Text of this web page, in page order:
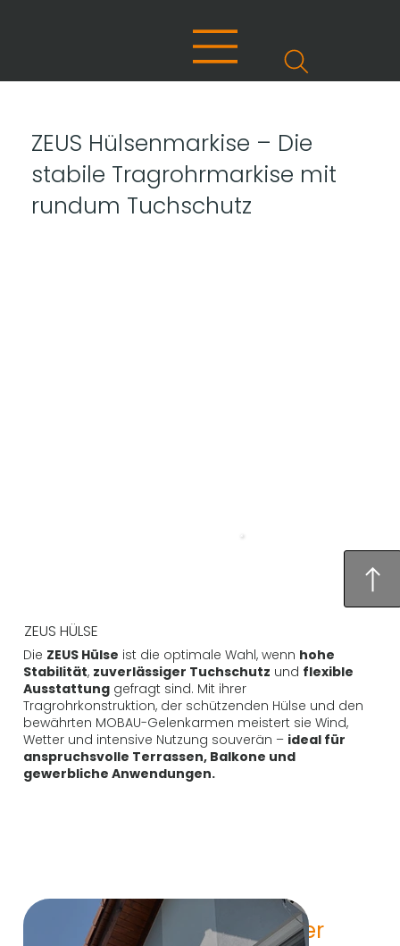
ZEUS Hülsenmarkise – Die
stabile Tragrohrmarkise mit
rundum Tuchschutz
ZEUS HÜLSE
Die ZEUS Hülse ist die optimale Wahl, wenn hohe
Stabilität, zuverlässiger Tuchschutz und flexible
Ausstattung gefragt sind. Mit ihrer
Tragrohrkonstruktion, der schützenden Hülse und den
bewährten MOBAU-Gelenkarmen meistert sie Wind,
Wetter und intensive Nutzung souverän – ideal für
anspruchsvolle Terrassen, Balkone und
gewerbliche Anwendungen.
Konstruktiver